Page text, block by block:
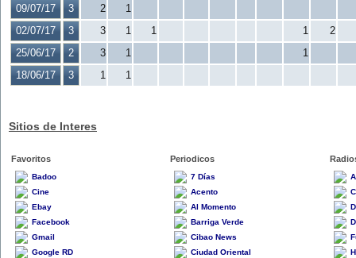
09/07/17
3 2
1
02/07/17
3 3 1 1 1
2
25/06/17
2 3 1
1
18/06/17
3 1 1
Sitios de Interes
Favoritos
Badoo
Cine
Ebay
Facebook
Gmail
Google RD
Periodicos
7 Días
Acento
Al Momento
Barriga Verde
Cibao News
Ciudad Oriental